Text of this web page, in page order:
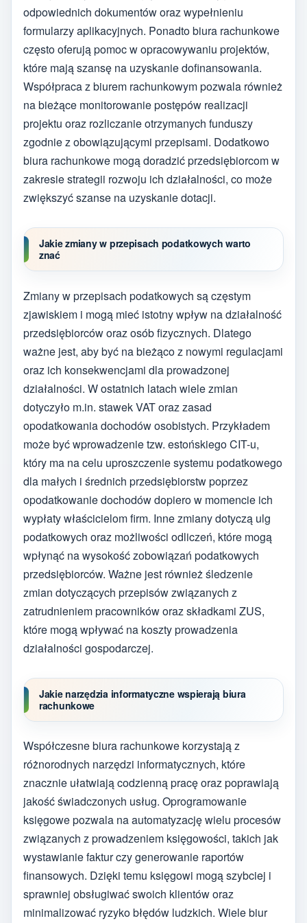
odpowiednich dokumentów oraz wypełnieniu
formularzy aplikacyjnych. Ponadto biura rachunkowe
często oferują pomoc w opracowywaniu projektów,
które mają szansę na uzyskanie dofinansowania.
Współpraca z biurem rachunkowym pozwala również
na bieżące monitorowanie postępów realizacji
projektu oraz rozliczanie otrzymanych funduszy
zgodnie z obowiązującymi przepisami. Dodatkowo
biura rachunkowe mogą doradzić przedsiębiorcom w
zakresie strategii rozwoju ich działalności, co może
zwiększyć szanse na uzyskanie dotacji.
Jakie zmiany w przepisach podatkowych warto
znać
Zmiany w przepisach podatkowych są częstym
zjawiskiem i mogą mieć istotny wpływ na działalność
przedsiębiorców oraz osób fizycznych. Dlatego
ważne jest, aby być na bieżąco z nowymi regulacjami
oraz ich konsekwencjami dla prowadzonej
działalności. W ostatnich latach wiele zmian
dotyczyło m.in. stawek VAT oraz zasad
opodatkowania dochodów osobistych. Przykładem
może być wprowadzenie tzw. estońskiego CIT-u,
który ma na celu uproszczenie systemu podatkowego
dla małych i średnich przedsiębiorstw poprzez
opodatkowanie dochodów dopiero w momencie ich
wypłaty właścicielom firm. Inne zmiany dotyczą ulg
podatkowych oraz możliwości odliczeń, które mogą
wpłynąć na wysokość zobowiązań podatkowych
przedsiębiorców. Ważne jest również śledzenie
zmian dotyczących przepisów związanych z
zatrudnieniem pracowników oraz składkami ZUS,
które mogą wpływać na koszty prowadzenia
działalności gospodarczej.
Jakie narzędzia informatyczne wspierają biura
rachunkowe
Współczesne biura rachunkowe korzystają z
różnorodnych narzędzi informatycznych, które
znacznie ułatwiają codzienną pracę oraz poprawiają
jakość świadczonych usług. Oprogramowanie
księgowe pozwala na automatyzację wielu procesów
związanych z prowadzeniem księgowości, takich jak
wystawianie faktur czy generowanie raportów
finansowych. Dzięki temu księgowi mogą szybciej i
sprawniej obsługiwać swoich klientów oraz
minimalizować ryzyko błędów ludzkich. Wiele biur